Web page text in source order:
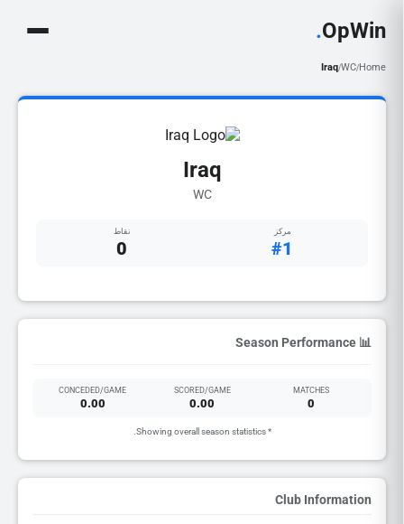
OpWin
.
Home
/
WC
/
Iraq
Iraq
WC
مركز
#1
نقاط
0
📊 Season Performance
MATCHES
0
SCORED/GAME
0.00
CONCEDED/GAME
0.00
* Showing overall season statistics.
Club Information